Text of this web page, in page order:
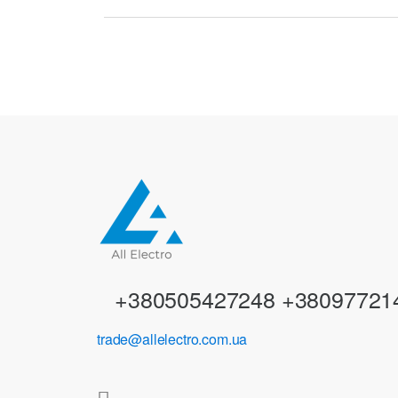
+380505427248
trade@allelectro.com.ua